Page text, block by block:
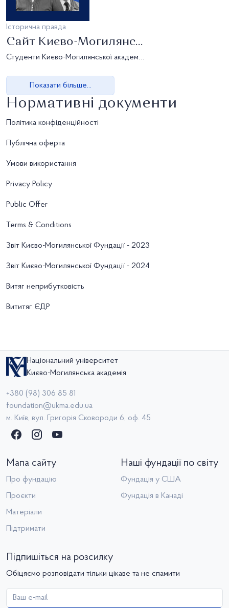
Історична правда
Сайт Києво-Могилянської Фундації став платформою для збору студентів
Студенти Києво-Могилянської академії організували збір коштів на премію памʼяті ім. Тетяни Балабушев
Показати більше...
Нормативні документи
Політика конфіденційності
Публічна оферта
Умови використання
Privacy Policy
Public Offer
Terms & Conditions
Звіт Києво-Могилянської Фундації - 2023
Звіт Києво-Могилянської Фундації - 2024
Витяг неприбутковість
Вититяг ЄДР
Національний університет
Києво-Могилянська академія
+380 (98) 306 85 81
foundation@ukma.edu.ua
м. Київ, вул. Григорія Сковороди 6, оф. 45
Мапа сайту
Про фундацію
Проєкти
Матеріали
Підтримати
Наші фундації по світу
Фундація у США
Фундація в Канаді
Підпишіться на розсилку
Обіцяємо розповідати тільки цікаве та не спамити